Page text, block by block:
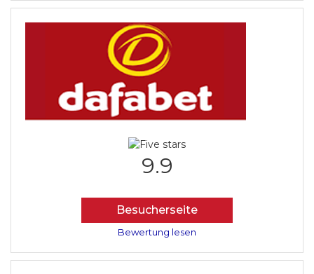
9.9
Besucherseite
Bewertung lesen